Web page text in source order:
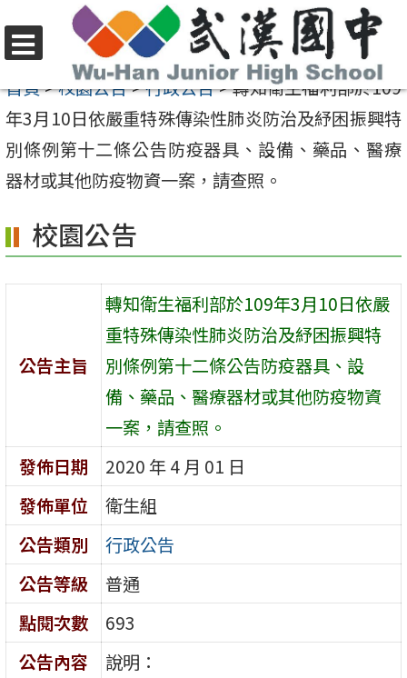
至
要
內
容
選
單
首頁>校園公告>行政公告>轉知衛生福利部於109
年3月10日依嚴重特殊傳染性肺炎防治及紓困振興特
別條例第十二條公告防疫器具、設備、藥品、醫療
器材或其他防疫物資一案，請查照。
校園公告
公告主旨
轉知衛生福利部於109年3月10日依嚴
重特殊傳染性肺炎防治及紓困振興特
別條例第十二條公告防疫器具、設
備、藥品、醫療器材或其他防疫物資
一案，請查照。
發佈日期
2020 年 4 月 01 日
發佈單位
衛生組
公告類別
行政公告
公告等級
普通
點閱次數
693
公告內容
說明：